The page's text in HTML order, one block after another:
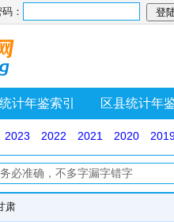
：
统计年鉴索引 区县统计年
2023 2022 2021 2020
肃